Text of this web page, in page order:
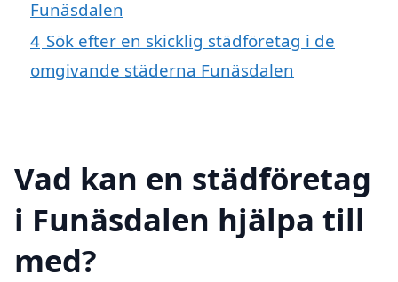
Funäsdalen
4 Sök efter en skicklig städföretag i de
omgivande städerna Funäsdalen
Vad kan en städföretag
i Funäsdalen hjälpa till
med?